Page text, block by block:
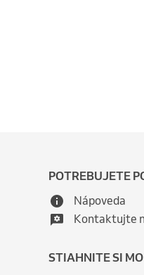
POTREBUJETE
Nápoveda
Kontaktujte
STIAHNITE SI